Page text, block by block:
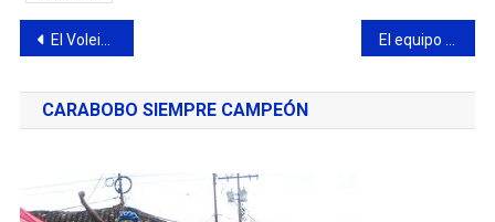
Navegación
de
entradas
El Voleibol de Playa resplandeció en el Dracufest 2023
CARABOBO SIEMPRE CAMPEÓN